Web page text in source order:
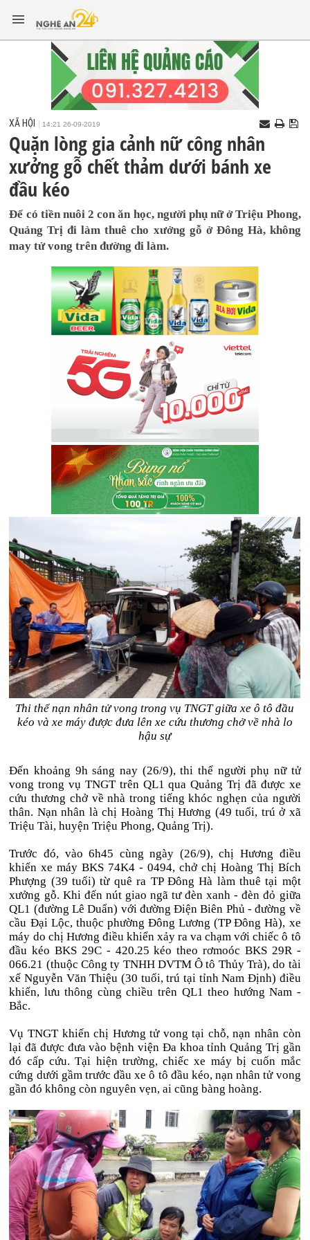
XÃ HỘI 14:21 26-09-2019
Quặn lòng gia cảnh nữ công nhân
xưởng gỗ chết thảm dưới bánh xe
đầu kéo
Để có tiền nuôi 2 con ăn học, người phụ nữ ở Triệu Phong,
Quảng Trị đi làm thuê cho xưởng gỗ ở Đông Hà, không
may tử vong trên đường đi làm.
Thi thể nạn nhân tử vong trong vụ TNGT giữa xe ô tô đầu
kéo và xe máy được đưa lên xe cứu thương chở về nhà lo
hậu sự
Đến khoảng 9h sáng nay (26/9), thi thể người phụ nữ tử
vong trong vụ TNGT trên QL1 qua Quảng Trị đã được xe
cứu thương chở về nhà trong tiếng khóc nghẹn của người
thân. Nạn nhân là chị Hoàng Thị Hương (49 tuổi, trú ở xã
Triệu Tài, huyện Triệu Phong, Quảng Trị).
Trước đó, vào 6h45 cùng ngày (26/9), chị Hương điều
khiển xe máy BKS 74K4 - 0494, chở chị Hoàng Thị Bích
Phượng (39 tuổi) từ quê ra TP Đông Hà làm thuê tại một
xưởng gỗ. Khi đến nút giao ngã tư đèn xanh - đèn đỏ giữa
QL1 (đường Lê Duẩn) với đường Điện Biên Phủ - đường về
cầu Đại Lộc, thuộc phường Đông Lương (TP Đông Hà), xe
máy do chị Hương điều khiển xảy ra va chạm với chiếc ô tô
đầu kéo BKS 29C - 420.25 kéo theo rơmoóc BKS 29R -
066.21 (thuộc Công ty TNHH DVTM Ô tô Thủy Trà), do tài
xế Nguyễn Văn Thiệu (30 tuổi, trú tại tỉnh Nam Định) điều
khiển, lưu thông cùng chiều trên QL1 theo hướng Nam -
Bắc.
Vụ TNGT khiến chị Hương tử vong tại chỗ, nạn nhân còn
lại đã được đưa vào bệnh viện Đa khoa tỉnh Quảng Trị gần
đó cấp cứu. Tại hiện trường, chiếc xe máy bị cuốn mắc
cứng dưới gầm trước đầu xe ô tô đầu kéo, nạn nhân tử vong
gần đó không còn nguyên vẹn, ai cũng bàng hoàng.